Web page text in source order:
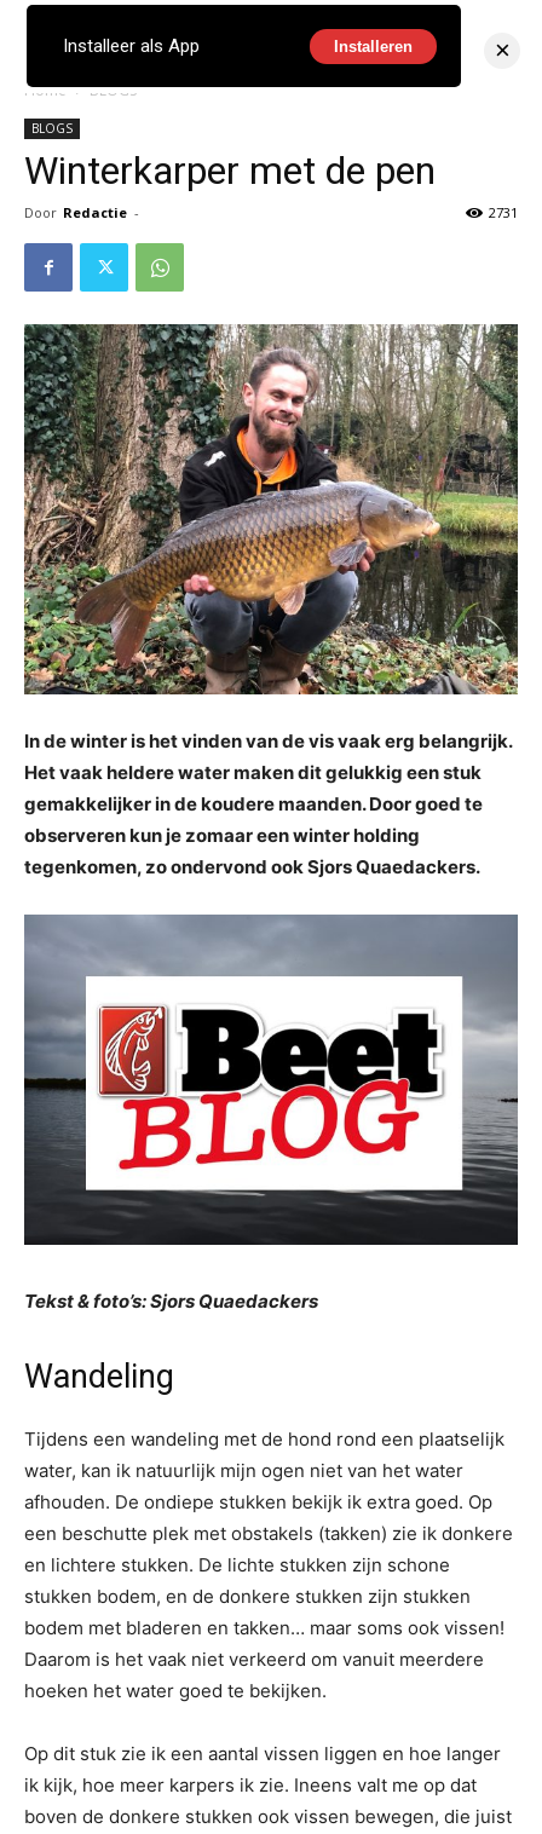
Home BLOGS
BLOGS
Winterkarper met de pen
Door Redactie - 2731
In de winter is het vinden van de vis vaak erg belangrijk.
Het vaak heldere water maken dit gelukkig een stuk
gemakkelijker in de koudere maanden. Door goed te
observeren kun je zomaar een winter holding
tegenkomen, zo ondervond ook Sjors Quaedackers.
Tekst & foto’s: Sjors Quaedackers
Wandeling
Tijdens een wandeling met de hond rond een plaatselijk
water, kan ik natuurlijk mijn ogen niet van het water
afhouden. De ondiepe stukken bekijk ik extra goed. Op
een beschutte plek met obstakels (takken) zie ik donkere
en lichtere stukken. De lichte stukken zijn schone
stukken bodem, en de donkere stukken zijn stukken
bodem met bladeren en takken… maar soms ook vissen!
Daarom is het vaak niet verkeerd om vanuit meerdere
hoeken het water goed te bekijken.
Op dit stuk zie ik een aantal vissen liggen en hoe langer
ik kijk, hoe meer karpers ik zie. Ineens valt me op dat
boven de donkere stukken ook vissen bewegen, die juist
Installeer als App Installeren ×